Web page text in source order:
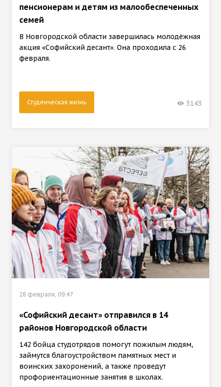
пенсионерам и детям из малообеспеченных
семей
В Новгородской области завершилась молодёжная
акция «Софийский десант». Она проходила с 26
февраля.
Студенческая жизнь 3143
28 февраля, 09:47
«Софийский десант» отправился в 14
районов Новгородской области
142 бойца студотрядов помогут пожилым людям,
займутся благоустройством памятных мест и
воинских захоронений, а также проведут
профориентационные занятия в школах.